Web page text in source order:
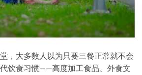
，大多数人以为只要三餐正常就不会
饮食习惯——高度加工食品、外食文